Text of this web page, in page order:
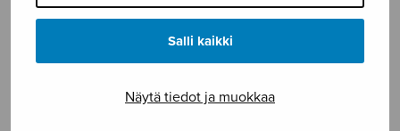
Salli kaikki
Näytä tiedot ja muokkaa